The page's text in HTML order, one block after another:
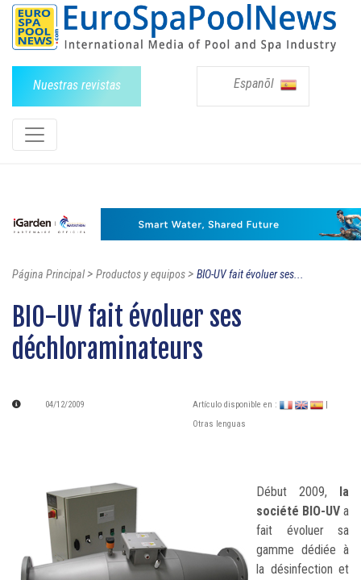
Nuestras revistas Espanõl
Página Principal> Productos y equipos> BIO-UV fait évoluer ses...
BIO-UV fait évoluer ses
déchloraminateurs
04/12/2009 Artículo disponible en :
Otras lenguas
Début 2009, la
société BIO-UV a
fait évoluer sa
gamme dédiée à
la désinfection et